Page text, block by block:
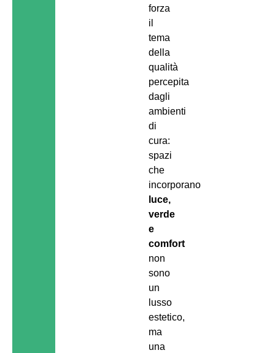
forza
il
tema
della
qualità
percepita
dagli
ambienti
di
cura:
spazi
che
incorporano
luce,
verde
e
comfort
non
sono
un
lusso
estetico,
ma
una